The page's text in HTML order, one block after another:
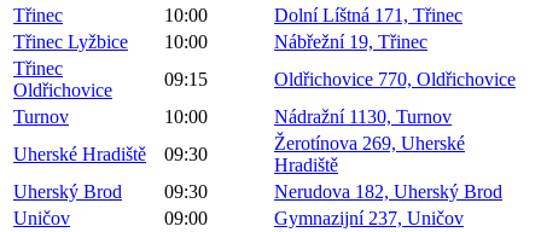
Třinec
10:00
Dolní Líštná 171, Třinec
Třinec Lyžbice
10:00
Nábřežní 19, Třinec
Třinec
Oldřichovice
09:15
Oldřichovice 770, Oldřichovice
Turnov
10:00
Nádražní 1130, Turnov
Uherské Hradiště
09:30
Žerotínova 269, Uherské
Hradiště
Uherský Brod
09:30
Nerudova 182, Uherský Brod
Uničov
09:00
Gymnazijní 237, Uničov